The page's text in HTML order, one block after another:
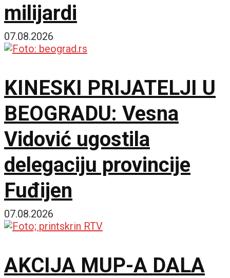
milijardi
07.08.2026
KINESKI PRIJATELJI U
BEOGRADU: Vesna
Vidović ugostila
delegaciju provincije
Fuđijen
07.08.2026
AKCIJA MUP-A DALA